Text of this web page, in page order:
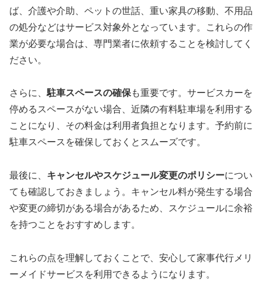
ば、介護や介助、ペットの世話、重い家具の移動、不用品
の処分などはサービス対象外となっています。これらの作
業が必要な場合は、専門業者に依頼することを検討してく
ださい。
さらに、 駐車スペースの確保も重要です。サービスカーを
停めるスペースがない場合、近隣の有料駐車場を利用する
ことになり、その料金は利用者負担となります。予約前に
駐車スペースを確保しておくとスムーズです。
最後に、 キャンセルやスケジュール変更のポリシーについ
ても確認しておきましょう。キャンセル料が発生する場合
や変更の締切がある場合があるため、スケジュールに余裕
を持つことをおすすめします。
これらの点を理解しておくことで、安心して家事代行メリ
ーメイドサービスを利用できるようになります。